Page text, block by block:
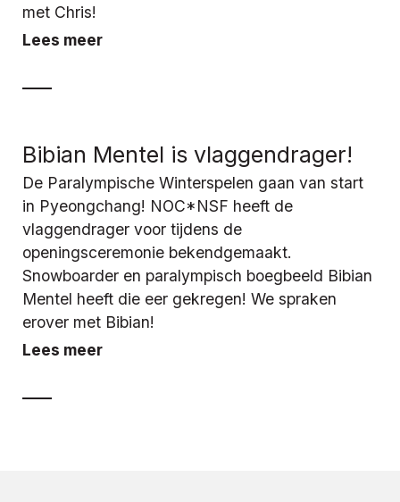
met Chris!
Lees meer
Bibian Mentel is vlaggendrager!
De Paralympische Winterspelen gaan van start
in Pyeongchang! NOC*NSF heeft de
vlaggendrager voor tijdens de
openingsceremonie bekendgemaakt.
Snowboarder en paralympisch boegbeeld Bibian
Mentel heeft die eer gekregen! We spraken
erover met Bibian!
Lees meer